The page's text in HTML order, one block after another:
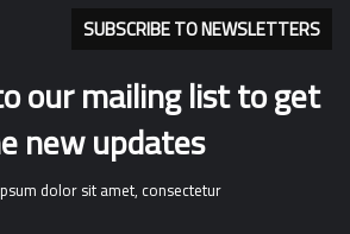
SUBSCRIBE TO NEWSLETTERS
our mailing list to get
new updates!
dolor sit amet, consectetur.